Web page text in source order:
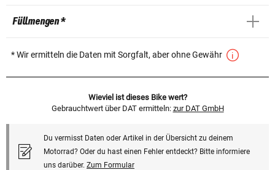
Füllmengen *
* Wir ermitteln die Daten mit Sorgfalt, aber ohne Gewähr
Wieviel ist dieses Bike wert?
Gebrauchtwert über DAT ermitteln: zur DAT GmbH
Du vermisst Daten oder Artikel in der Übersicht zu deinem
Motorrad? Oder du hast einen Fehler entdeckt? Bitte informiere
uns darüber. Zum Formular